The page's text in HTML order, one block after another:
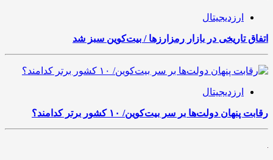
ارزدیجیتال
اتفاق تاریخی در بازار رمزارزها / بیت‌کوین سبز شد
ارزدیجیتال
رقابت پنهان دولت‌ها بر سر بیت‌کوین/ ۱۰ کشور برتر کدامند؟